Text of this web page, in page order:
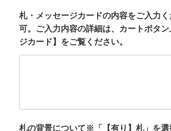
札・メッセージカードの内容をご入力
可。ご入力内容の詳細は、カートボタ
ジカード】をご覧ください。
札の背景について※「【有り】札」を選